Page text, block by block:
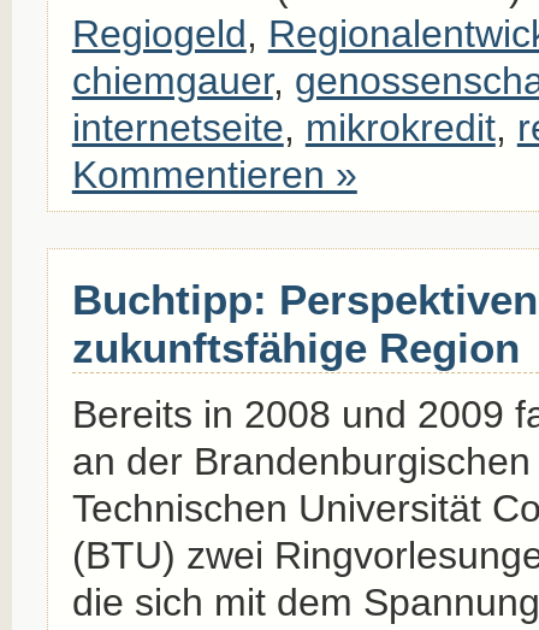
Regiogeld,
chiemgauer,
internetseite, mikrokredit,
Kommentieren »
Buchtipp:
zukunftsfähige Region
Bereits in 2008 und 2009
an der Brandenburgischen
Technischen Universität
(BTU) zwei
die sich mit dem